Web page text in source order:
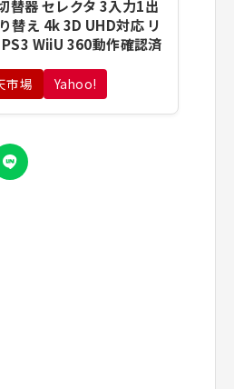
替器 セレクタ 3入力1出
替え 4k 3D UHD対応 リ
WiiU 360動作確認済
市場 Yahoo!